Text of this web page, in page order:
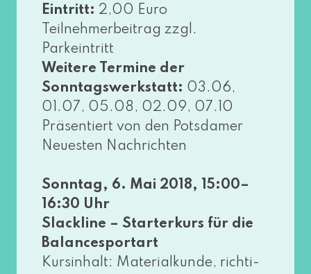
Eintritt: 2,00 Euro
Teilnehmerbeitrag zzgl.
Parkeintritt
Weitere Termine der
Sonntagswerkstatt: 03.06,
01.07, 05.08, 02.09, 07.10
Präsentiert von den Potsdamer
Neuesten Nachrichten
Sonntag, 6. Mai 2018, 15:00–
16:30 Uhr
Slackline – Starterkurs für die
Balancesportart
Kursinhalt: Materialkunde, rich­ti­